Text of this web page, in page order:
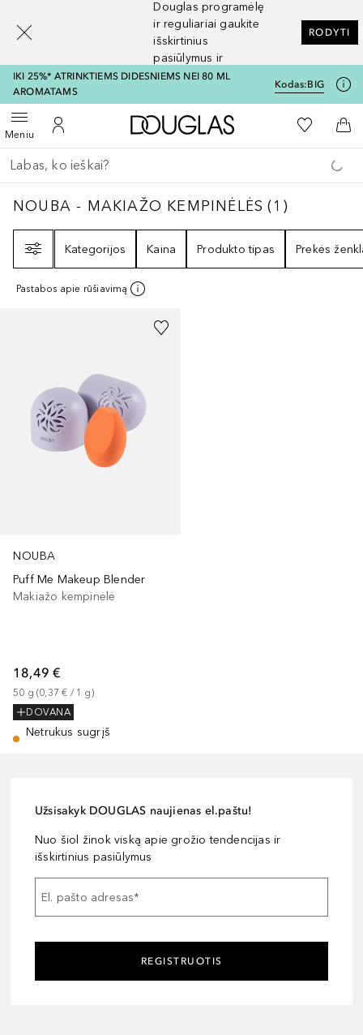
Douglas programėlę
ir reguliariai gaukite
išskirtinius
pasiūlymus ir
nuolaidas
RODYTI
IKI 25%* ATRINKTIEMS DIDESNIEMS NEI 80 ML
AROMATAMS
Kodas:BIG
MeniuAtidaryti meniuĮ mano paskyrą
Į Douglas pagrindinį
Į mano
Į
Grįžk atgal
Vykdykite paiešką
NOUBA - MAKIAŽO KEMPINĖLĖS 1
NOUBA - MAKIAŽO KEMPINĖLĖS (1 )
Kategorijos
Kaina Produkto tipas Prekės
Pastabos apie rūšiavimą
NOUBA
Puff Me Makeup Blender
Makiažo kempinėlė
18,49 €
50 g (0,37 € / 1 g)
DOVANA
Netrukus sugrįš
Užsisakyk DOUGLAS naujienas el.paštu!
Nuo šiol žinok viską apie grožio tendencijas ir
išskirtinius pasiūlymus
El. pašto adresas*
REGISTRUOTIS
[navigation.slideout.screenreader]